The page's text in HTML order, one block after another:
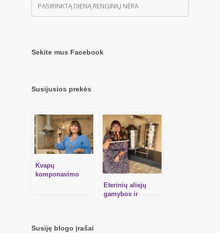
PASIRINKTĄ DIENĄ RENGINIŲ NĖRA
Sekite mus Facebook
Susijusios prekės
Kvapų
komponavimo
Eterinių aliejų
gamybos ir
Susiję blogo įrašai